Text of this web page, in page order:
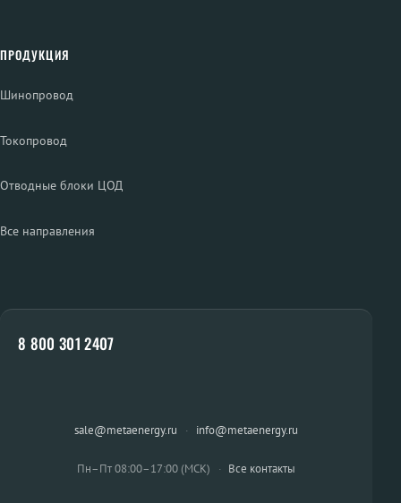
ПРОДУКЦИЯ
Шинопровод
Токопровод
Отводные блоки ЦОД
Все направления
8 800 301 2407
sale@metaenergy.ru · info@metaenergy.ru
Пн–Пт 08:00–17:00 (МСК) · Все контакты